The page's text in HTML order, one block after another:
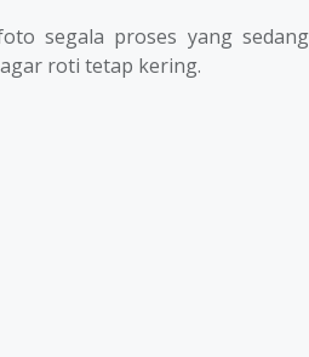
segala proses yang sedang
roti tetap kering.